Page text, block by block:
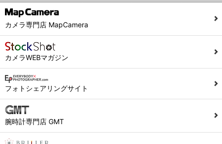
カメラ専門店 MapCamera
カメラWEBマガジン
フォトシェアリングサイト
腕時計専門店 GMT